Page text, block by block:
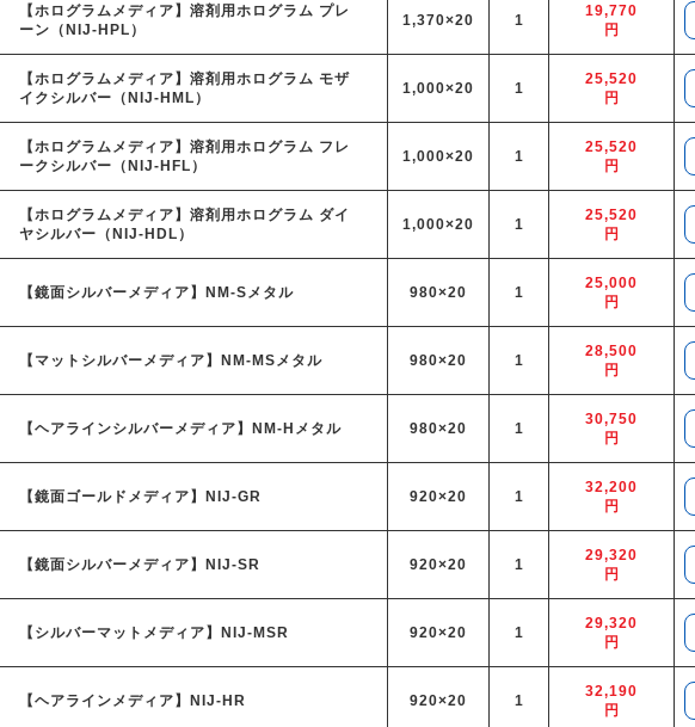
【ホログラムメディア】溶剤用ホログラム プレ
ーン（NIJ-HPL）
1,370×20 1
19,770
円
【ホログラムメディア】溶剤用ホログラム モザ
イクシルバー（NIJ-HML）
1,000×20 1
25,520
円
【ホログラムメディア】溶剤用ホログラム フレ
ークシルバー（NIJ-HFL）
1,000×20 1
25,520
円
【ホログラムメディア】溶剤用ホログラム ダイ
ヤシルバー（NIJ-HDL）
1,000×20 1
25,520
円
【鏡面シルバーメディア】NM-Sメタル 980×20 1
25,000
円
【マットシルバーメディア】NM-MSメタル 980×20 1
28,500
円
【ヘアラインシルバーメディア】NM-Hメタル 980×20 1
30,750
円
【鏡面ゴールドメディア】NIJ-GR 920×20 1
32,200
円
【鏡面シルバーメディア】NIJ-SR 920×20 1
29,320
円
【シルバーマットメディア】NIJ-MSR 920×20 1
29,320
円
【ヘアラインメディア】NIJ-HR 920×20 1
32,190
円